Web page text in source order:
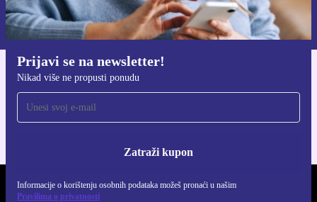
Prijavi se na newsletter!
Nikad više ne propusti ponudu
Zatraži kupon
Informacije o korištenju osobnih podataka možeš pronaći u našim
Pravilima o privatnosti
Informacije o korištenju osobnih podataka možeš pronaći u našim
Pravilima privatnosti.
Preuzmi refurbed aplikaciju
Za iOS i Android
REFURBED HRVATSKA - RETHINK NEW.